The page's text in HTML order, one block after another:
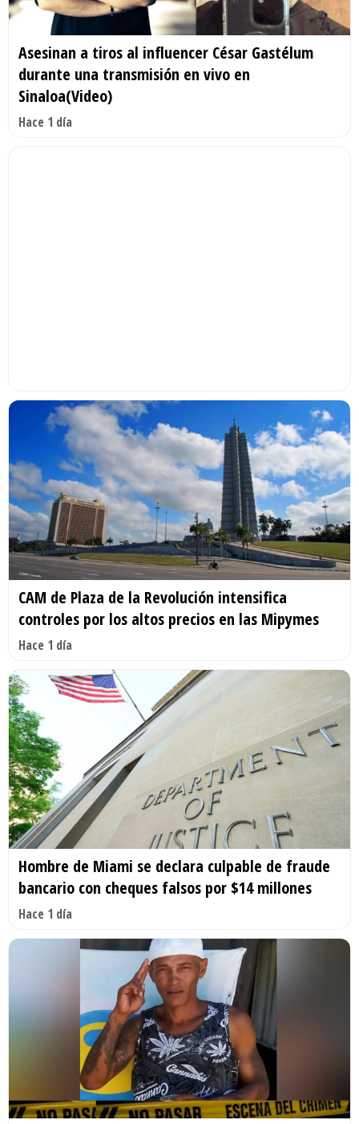
Asesinan a tiros al influencer César Gastélum
durante una transmisión en vivo en
Sinaloa(Video)
Hace 1 día
CAM de Plaza de la Revolución intensifica
controles por los altos precios en las Mipymes
Hace 1 día
Hombre de Miami se declara culpable de fraude
bancario con cheques falsos por $14 millones
Hace 1 día